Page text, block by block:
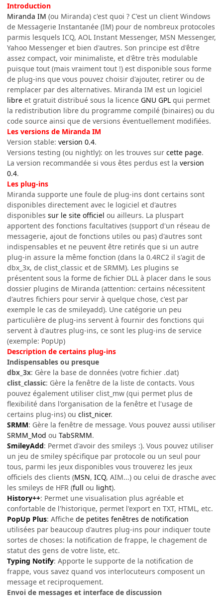
Introduction
Miranda IM (ou Miranda) c'est quoi ? C'est un client Windows
de Messagerie Instantanée (IM) pour de nombreux protocoles
parmis lesquels ICQ, AOL Instant Messenger, MSN Messenger,
Yahoo Messenger et bien d'autres. Son principe est d'être
assez compact, voir minimaliste, et d'être très modulable
puisque tout (mais vraiment tout !) est disponible sous forme
de plug-ins que vous pouvez choisir d'ajouter, retirer ou de
remplacer par des alternatives. Miranda IM est un logiciel
libre et gratuit distribué sous la licence GNU GPL qui permet
la redistribution libre du programme compilé (binaires) ou du
code source ainsi que de versions éventuellement modifiées.
Les versions de Miranda IM
Version stable: version 0.4.
Versions testing (ou nightly): on les trouves sur cette page.
La version recommandée si vous êtes perdus est la version
0.4.
Les plug-ins
Miranda supporte une foule de plug-ins dont certains sont
disponibles directement avec le logiciel et d'autres
disponibles sur le site officiel ou ailleurs. La pluspart
apportent des fonctions facultatives (support d'un réseau de
messagerie, ajout de fonctions utiles ou pas) d'autres sont
indispensables et ne peuvent être retirés que si un autre
plug-in assure la même fonction (dans la 0.4RC2 il s'agit de
dbx_3x, de clist_classic et de SRMM). Les plugins se
présentent sous la forme de fichier DLL à placer dans le sous
dossier plugins de Miranda (attention: certains nécessitent
d'autres fichiers pour servir à quelque chose, c'est par
exemple le cas de smileyadd). Une catégorie un peu
particulière de plug-ins servent à fournir des fonctions qui
servent à d'autres plug-ins, ce sont les plug-ins de service
(exemple: PopUp)
Description de certains plug-ins
Indispensables ou presque
dbx_3x: Gère la base de données (votre fichier .dat)
clist_classic: Gère la fenêtre de la liste de contacts. Vous
pouvez également utiliser clist_mw (qui permet plus de
flexibilité dans l'organisation de la fenêtre et l'usage de
certains plug-ins) ou clist_nicer.
SRMM: Gère la fenêtre de message. Vous pouvez aussi utiliser
SRMM_Mod ou TabSRMM.
SmileyAdd: Permet d'avoir des smileys :). Vous pouvez utiliser
un jeu de smiley spécifique par protocole ou un seul pour
tous, parmi les jeux disponibles vous trouverez les jeux
officiels des clients (MSN, ICQ, AIM...) ou celui de drasche avec
les smileys de HFR (full ou light).
History++: Permet une visualisation plus agréable et
confortable de l'historique, permet l'export en TXT, HTML, etc.
PopUp Plus: Affiche de petites fenêtres de notification
utilisées par beaucoup d'autres plug-ins pour indiquer toute
sortes de choses: la notification de frappe, le chagement de
statut des gens de votre liste, etc.
Typing Notify: Apporte le supporte de la notification de
frappe, vous savez quand vos interlocuteurs composent un
message et reciproquement.
Envoi de messages et interface de discussion